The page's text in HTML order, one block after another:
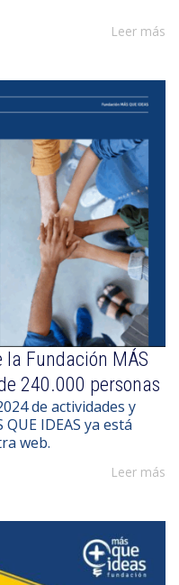
Leer más
Fundación MÁS
240.000 personas
de actividades y
IDEAS ya está
web.
Leer más